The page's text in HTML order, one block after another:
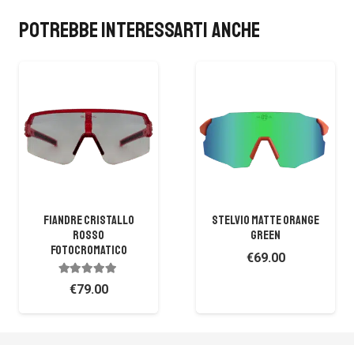
Potrebbe interessarti anche
Fiandre Cristallo
Rosso
Fotocromatico
€79.00
STELVIO MATTE ORANGE
GREEN
€69.00